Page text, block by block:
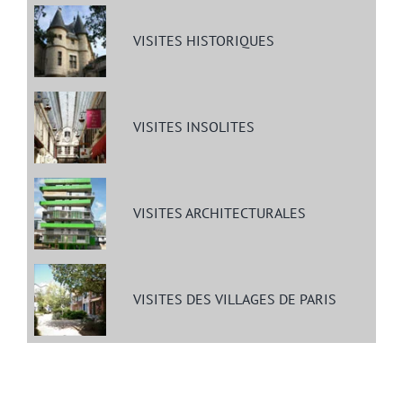
VISITES HISTORIQUES
VISITES INSOLITES
VISITES ARCHITECTURALES
VISITES DES VILLAGES DE PARIS